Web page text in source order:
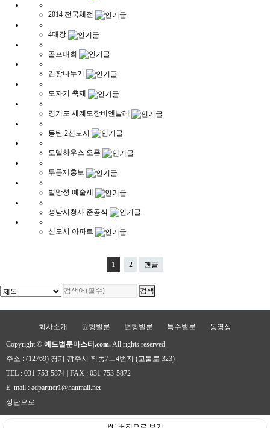
2014 전국체전
4대강
골프대회
김장나누기
도자기 축제
경기도 세계도장비엔날레
동탄 2신도시
모델하우스 오픈
무릉제홍보
별망성 예술제
성남시청사 준공식
신도시 아파트
1 2 맨끝
회사소개 원형벌룬 변형벌룬 특수벌룬 동영상
Copyright © 애드벌룬마스터.com.All rights reserved.
주소 : (12769) 경기 광주시 직동7ㅡ4번지 (고불로 323)
TEL : 031-753-5874 | FAX : 031-753-5872
E_mail : adpartner1@hanmail.net
상단으로